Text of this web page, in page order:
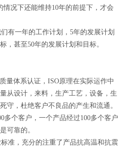
况下还能维持10年的前提下，才会
有一年的工作计划，5年的发展计划
，甚至50年的发展计划和目标。
量体系认证，ISO原理在实际运作中
从设计，来料，生产工艺，设备，生
守，杜绝客户不良品的产生和流通。
个客户，一个产品经过100多个客户
可靠的。
准，充分的注重了产品抗高温和抗震